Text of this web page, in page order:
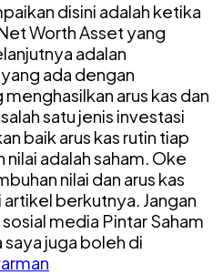
disini adalah ketika
Worth Asset yang
adalan
ada dengan
arus kas dan
satu jenis investasi
baik arus kas rutin tiap
adalah saham. Oke
nilai dan arus kas
artikel berkutnya. Jangan
media Pintar Saham
juga boleh di